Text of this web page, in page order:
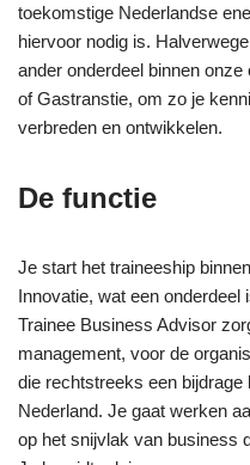
toekomstige Nederlandse
hiervoor nodig is.
ander onderdeel binnen
of Gastranstie, om zo je
verbreden en ontwikkelen.
De functie
Je start het traineeship
Innovatie, wat een
Trainee Business Advisor
management, voor de
die rechtstreeks een bijdrage
Nederland. Je gaat werken
op het snijvlak van business